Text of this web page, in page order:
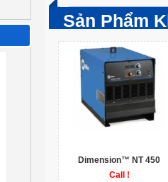
Sản Phẩm
Dimension™ NT 450
Call !